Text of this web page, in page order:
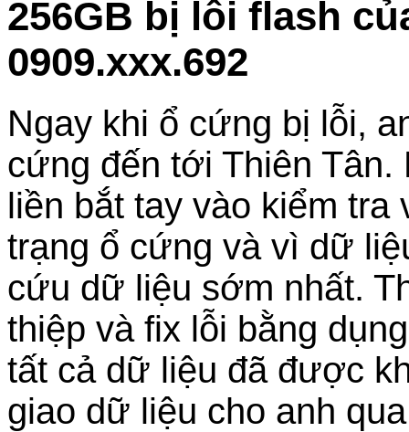
256GB bị lỗi flash
0909.xxx.692
Ngay khi ổ cứng bị lỗi,
cứng đến tới Thiên
liền bắt tay vào kiểm tra
trạng ổ cứng và vì dữ
cứu dữ liệu sớm nhất.
thiệp và fix lỗi bằng
tất cả dữ liệu đã được
giao dữ liệu cho anh